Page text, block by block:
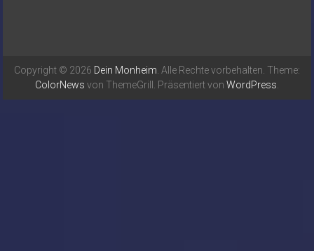
Copyright © 2026 Dein Monheim . Alle Rechte vorbehalten. Theme:
ColorNews von ThemeGrill. Präsentiert von WordPress